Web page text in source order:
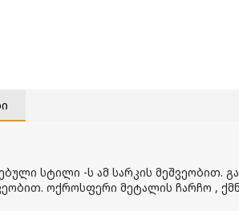
სტილი -ს ამ სარკის მეშვეობით.
ოქროსფერი მეტალის ჩარჩო ,